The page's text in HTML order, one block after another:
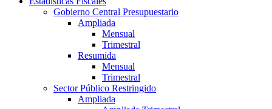
Gobierno Central Presupuestario
Ampliada
Mensual
Trimestral
Resumida
Mensual
Trimestral
Sector Público Restringido
Ampliada